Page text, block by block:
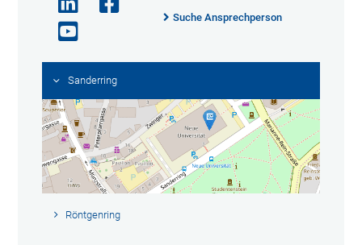
Suche Ansprechperson
Sanderring
Röntgenring